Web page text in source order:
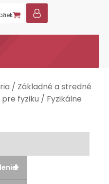
/ Základné a stredné
fyziku / Fyzikálne
+